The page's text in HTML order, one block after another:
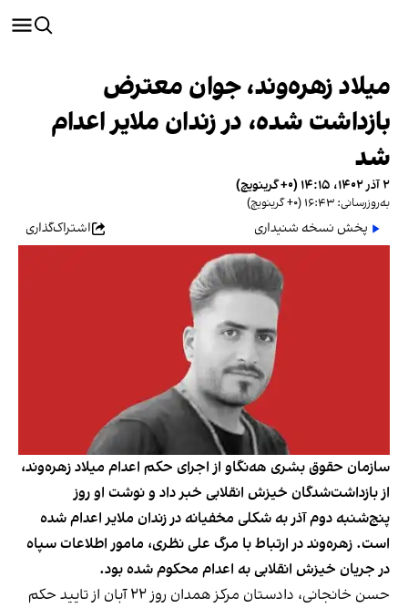
میلاد زهره‌وند، جوان معترض
بازداشت شده، در زندان ملایر اعدام
شد
۲ آذر ۱۴۰۲، ۱۴:۱۵ (‎+۰ گرینویچ)
به‌روزرسانی: ۱۶:۴۳ (‎+۰ گرینویچ)
پخش نسخه شنیداری اشتراک‌گذاری
سازمان حقوق بشری هه‌نگاو از اجرای حکم اعدام میلاد زهره‌وند،
از بازداشت‌شدگان خیزش انقلابی خبر داد و نوشت او روز
پنج‌شنبه دوم آذر به شکلی مخفیانه در زندان ملایر اعدام شده
است. زهره‌وند در ارتباط با مرگ علی نظری، مامور اطلاعات سپاه
در جریان خیزش انقلابی به اعدام محکوم شده بود.
حسن خانجانی، دادستان مرکز همدان روز ۲۲ آبان از
تایید حکم